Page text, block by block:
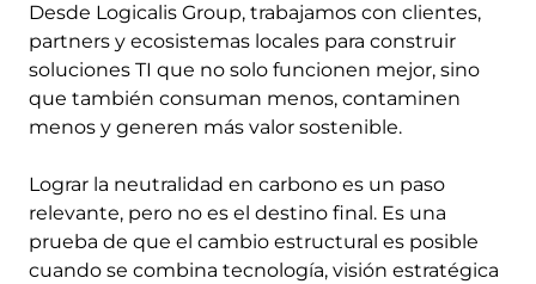
Desde Logicalis Group, trabajamos con clientes,
partners y ecosistemas locales para construir
soluciones TI que no solo funcionen mejor, sino
que también consuman menos, contaminen
menos y generen más valor sostenible.
Lograr la neutralidad en carbono es un paso
relevante, pero no es el destino final. Es una
prueba de que el cambio estructural es posible
cuando se combina tecnología, visión estratégica